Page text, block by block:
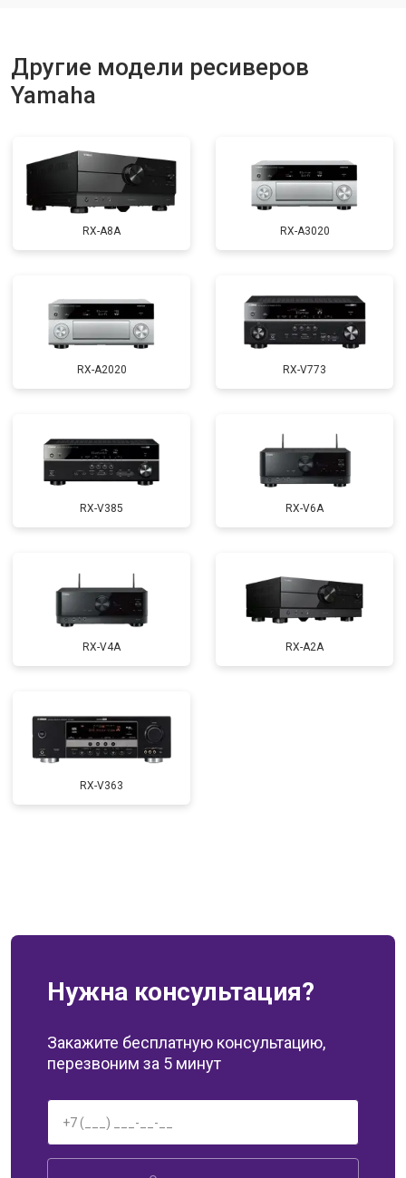
Другие модели ресиверов
Yamaha
RX-A8A RX-A3020
RX-A2020 RX-V773
RX-V385 RX-V6A
RX-V4A RX-A2A
RX-V363
Нужна консультация?
Закажите бесплатную консультацию,
перезвоним за 5 минут